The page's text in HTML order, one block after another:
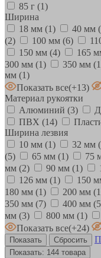
85 г (1)
Ширина
18 мм (1) 40 мм
(2)
100 мм (6)
150 мм (4) 165
300 мм (1) 350 мм
мм (1)
Показать все(+13)
Материал рукоятки
Алюминий (3)
ПВХ (14)
Ширина лезвия
10 мм (1) 32 мм
(5)
65 мм (1) 75
мм (2) 90 мм (1)
126 мм (1) 150
180 мм (1) 200 мм
350 мм (7) 400 мм
мм (3) 800 мм (1)
Показать все(+24)
Показать: 144 товара